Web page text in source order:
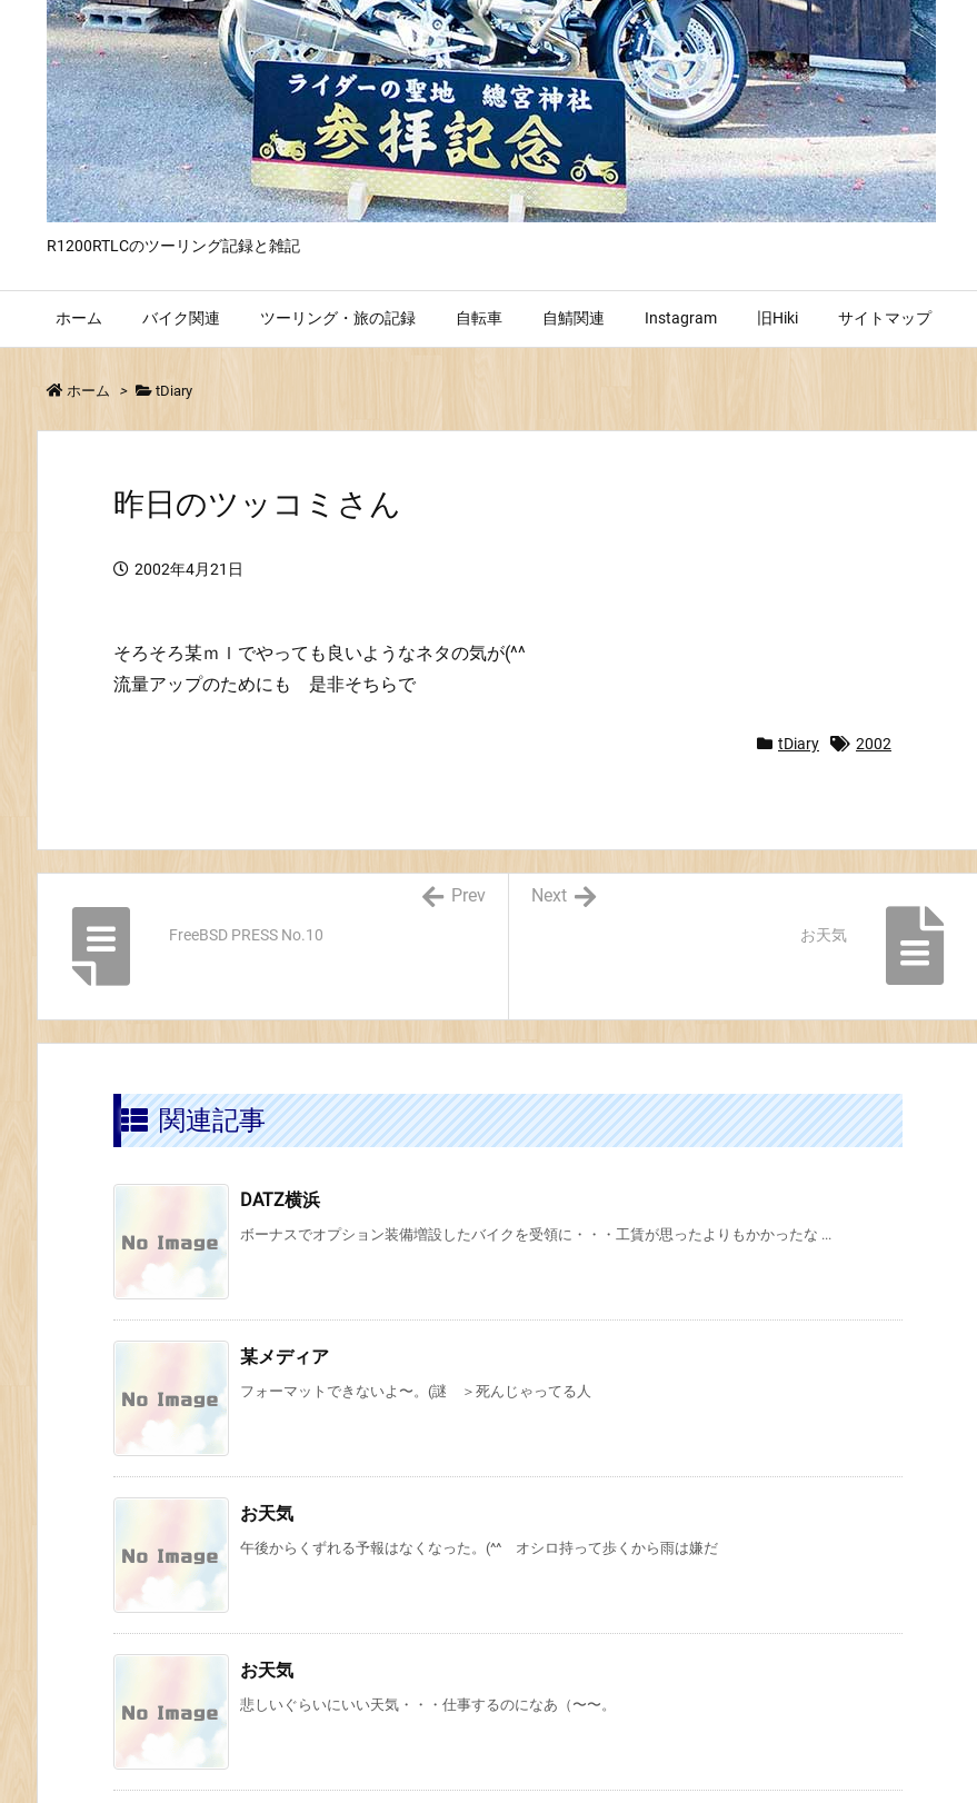
R1200RTLCのツーリング記録と雑記
ホーム バイク関連 ツーリング・旅の記録 自転車 自鯖関連 Instagram 旧Hiki サイトマップ
ホーム > tDiary
昨日のツッコミさん
2002年4月21日
そろそろ某ｍｌでやっても良いようなネタの気が(^^
流量アップのためにも 是非そちらで
tDiary 2002
お天気
Next
FreeBSD PRESS No.10
Prev
関連記事
DATZ横浜
ボーナスでオプション装備増設したバイクを受領に・・・工賃が思ったよりもかかったな ...
某メディア
フォーマットできないよ〜。(謎 ＞死んじゃってる人
お天気
午後からくずれる予報はなくなった。(^^ オシロ持って歩くから雨は嫌だ
お天気
悲しいぐらいにいい天気・・・仕事するのになあ（〜〜。